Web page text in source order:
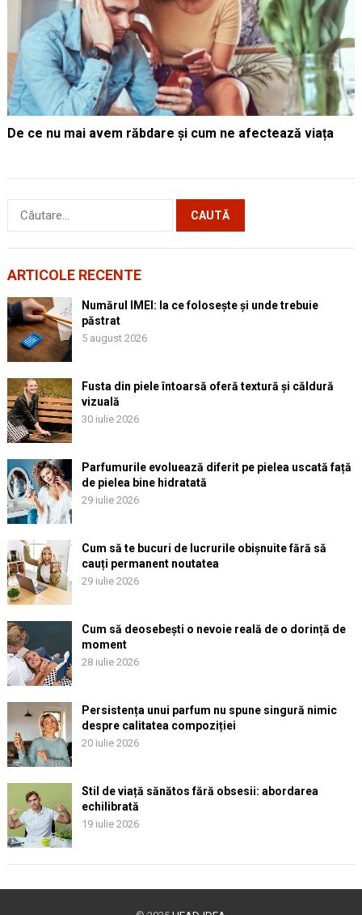
De ce nu mai avem răbdare și cum ne afectează viața
Caută
ARTICOLE RECENTE
Numărul IMEI: la ce folosește și unde trebuie
păstrat
5 august 2026
Fusta din piele întoarsă oferă textură și căldură
vizuală
30 iulie 2026
Parfumurile evoluează diferit pe pielea uscată față
de pielea bine hidratată
29 iulie 2026
Cum să te bucuri de lucrurile obișnuite fără să
cauți permanent noutatea
29 iulie 2026
Cum să deosebești o nevoie reală de o dorință de
moment
28 iulie 2026
Persistența unui parfum nu spune singură nimic
despre calitatea compoziției
20 iulie 2026
Stil de viață sănătos fără obsesii: abordarea
echilibrată
19 iulie 2026